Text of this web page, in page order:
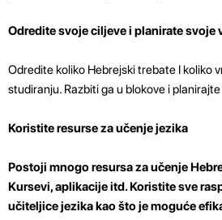
Odredite svoje ciljeve i planirate svoje
Odredite koliko Hebrejski trebate I koliko
studiranju. Razbiti ga u blokove i
Koristite resurse za učenje jezika
Postoji mnogo resursa za učenje
Kursevi, aplikacije itd. Koristite sve
učiteljice jezika kao što je moguće